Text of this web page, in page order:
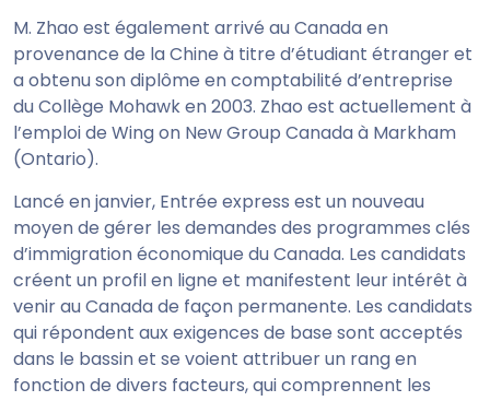
M. Zhao est également arrivé au Canada en
provenance de la Chine à titre d’étudiant étranger et
a obtenu son diplôme en comptabilité d’entreprise
du Collège Mohawk en 2003. Zhao est actuellement à
l’emploi de Wing on New Group Canada à Markham
(Ontario).
Lancé en janvier, Entrée express est un nouveau
moyen de gérer les demandes des programmes clés
d’immigration économique du Canada. Les candidats
créent un profil en ligne et manifestent leur intérêt à
venir au Canada de façon permanente. Les candidats
qui répondent aux exigences de base sont acceptés
dans le bassin et se voient attribuer un rang en
fonction de divers facteurs, qui comprennent les